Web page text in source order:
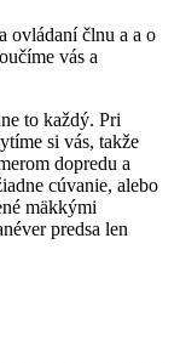
ovládaní člnu a a o
vás a
to každý. Pri
si vás, takže
dopredu a
cúvanie, alebo
mäkkými
predsa len